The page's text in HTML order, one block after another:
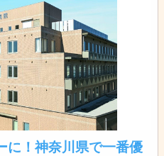
に！神奈川県で一番優